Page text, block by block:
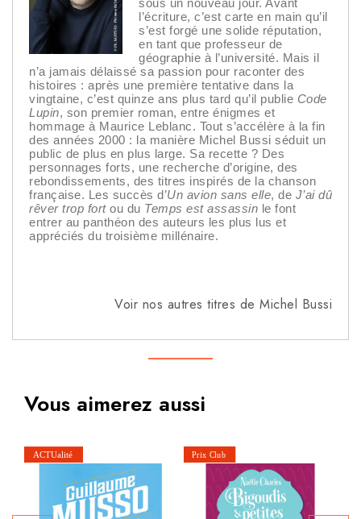
sous un nouveau jour. Avant
l’écriture, c’est carte en main qu’il
s’est forgé une solide réputation,
en tant que professeur de
géographie à l’université. Mais il
n’a jamais délaissé sa passion pour raconter des
histoires : après une première tentative dans la
vingtaine, c’est quinze ans plus tard qu’il publie Code
Lupin, son premier roman, entre énigmes et
hommage à Maurice Leblanc. Tout s’accélère à la fin
des années 2000 : la manière Michel Bussi séduit un
public de plus en plus large. Sa recette ? Des
personnages forts, une recherche d’origine, des
rebondissements, des titres inspirés de la chanson
française. Les succès d’Un avion sans elle, de J’ai dû
rêver trop fortou du Temps est assassin le font
entrer au panthéon des auteurs les plus lus et
appréciés du troisième millénaire.
Voir nos autres titres de Michel Bussi
Vous aimerez aussi